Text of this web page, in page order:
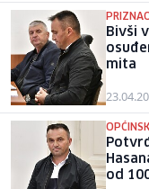
Bivši
mita
od